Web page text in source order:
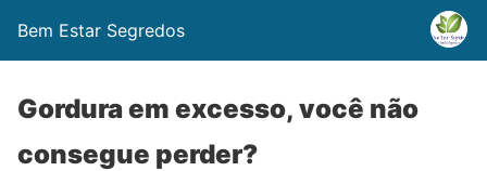
Bem Estar Segredos
Gordura em excesso, você não
consegue perder?